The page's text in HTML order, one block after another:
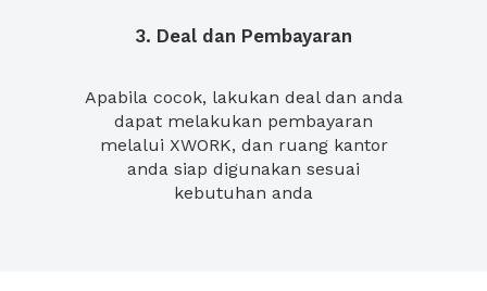
3. Deal dan Pembayaran
Apabila cocok, lakukan deal dan anda
dapat melakukan pembayaran
melalui XWORK, dan ruang kantor
anda siap digunakan sesuai
kebutuhan anda